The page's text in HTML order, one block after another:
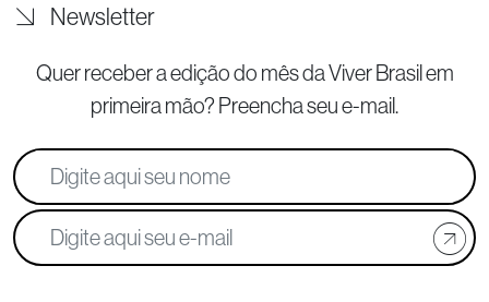
Newsletter
Quer receber a edição do mês da Viver Brasilem
primeira mão? Preencha seu e-mail.